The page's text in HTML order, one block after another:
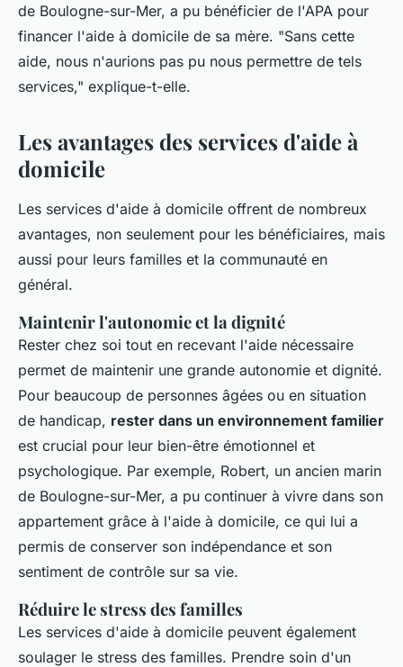
de Boulogne-sur-Mer, a pu bénéficier de l'APA pour
financer l'aide à domicile de sa mère. "Sans cette
aide, nous n'aurions pas pu nous permettre de tels
services," explique-t-elle.
Les avantages des services d'aide à
domicile
Les services d'aide à domicile offrent de nombreux
avantages, non seulement pour les bénéficiaires, mais
aussi pour leurs familles et la communauté en
général.
Maintenir l'autonomie et la dignité
Rester chez soi tout en recevant l'aide nécessaire
permet de maintenir une grande autonomie et dignité.
Pour beaucoup de personnes âgées ou en situation
de handicap, rester dans un environnement familier
est crucial pour leur bien-être émotionnel et
psychologique. Par exemple, Robert, un ancien marin
de Boulogne-sur-Mer, a pu continuer à vivre dans son
appartement grâce à l'aide à domicile, ce qui lui a
permis de conserver son indépendance et son
sentiment de contrôle sur sa vie.
Réduire le stress des familles
Les services d'aide à domicile peuvent également
soulager le stress des familles. Prendre soin d'un